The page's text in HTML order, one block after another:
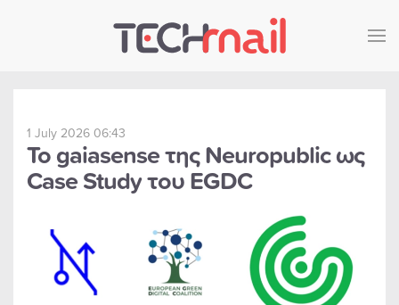
Skip to main content
1 July 2026 06:43
Το gaiasense της Neuropublic ως
Case Study του EGDC